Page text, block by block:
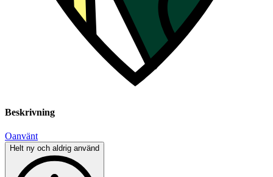
Beskrivning
Oanvänt
Helt ny och aldrig använd